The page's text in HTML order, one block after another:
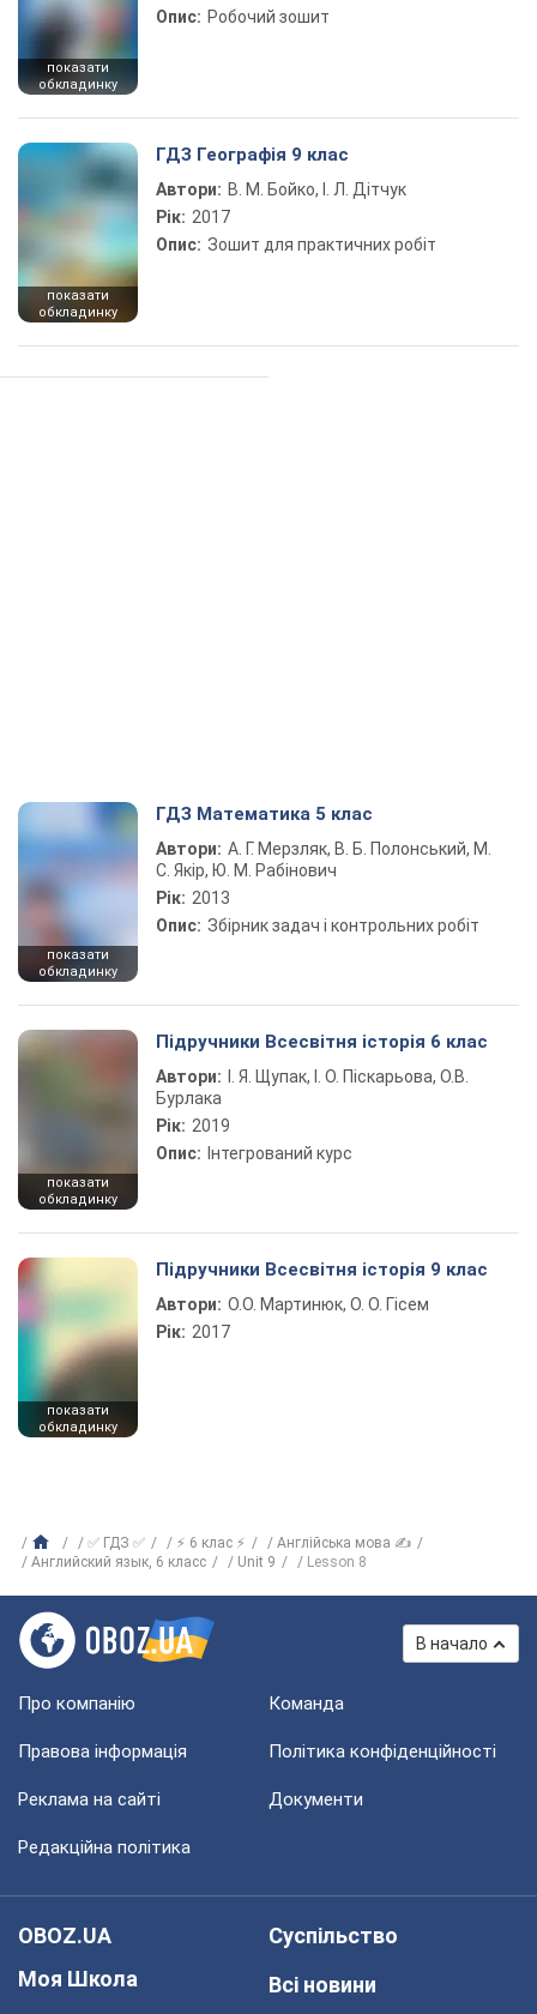
показати
обкладинку
Опис: Робочий зошит
показати
обкладинку
ГДЗ Географія 9 клас
Автори: В. М. Бойко, І. Л. Дітчук
Рік: 2017
Опис: Зошит для практичних робіт
показати
обкладинку
ГДЗ Математика 5 клас
Автори: А. Г. Мерзляк, В. Б. Полонський, М.
С. Якір, Ю. М. Рабінович
Рік: 2013
Опис: Збірник задач і контрольних робіт
показати
обкладинку
Підручники Всесвітня історія 6 клас
Автори:
І. Я. Щупак, І. О. Піскарьова, О.В.
Бурлака
Рік: 2019
Опис: Інтегрований курс
показати
обкладинку
Підручники Всесвітня історія 9 клас
Автори: О.О. Мартинюк, О. О. Гісем
Рік: 2017
✅ ГДЗ ✅ ⚡ 6 клас ⚡
Англійська мова ✍
Английский язык, 6 класс
Unit 9 Lesson 8
В начало
Про компанію Команда
Правова інформація Політика конфіденційності
Реклама на сайті Документи
Редакційна політика
OBOZ.UA
Моя Школа
Суспільство
Всі новини